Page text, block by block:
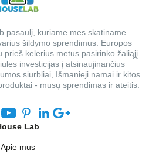
pasaulį, kuriame mes skatiname
šildymo sprendimus. Europos
prieš kelerius metus pasirinko žaliąjį
investicijas į atsinaujinančius
siurbliai, Išmanieji namai ir kitos
- mūsų sprendimas ir ateitis.
Lab
Apie mus